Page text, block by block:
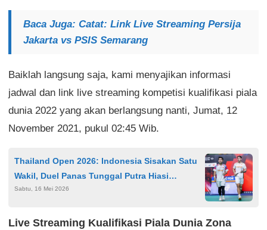
Baca Juga: Catat: Link Live Streaming Persija
Jakarta vs PSIS Semarang
Baiklah langsung saja, kami menyajikan informasi
jadwal dan link live streaming kompetisi kualifikasi piala
dunia 2022 yang akan berlangsung nanti, Jumat, 12
November 2021, pukul 02:45 Wib.
Thailand Open 2026: Indonesia Sisakan Satu
Wakil, Duel Panas Tunggal Putra Hiasi
Semifinal
Sabtu, 16 Mei 2026
Live Streaming Kualifikasi Piala Dunia Zona